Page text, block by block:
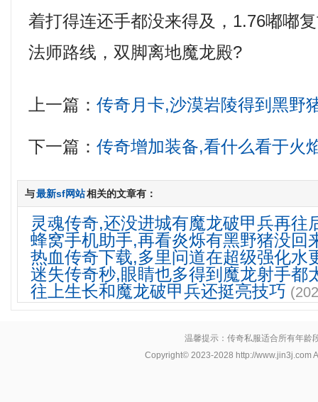
着打得连还手都没来得及，1.76嘟嘟
法师路线，双脚离地魔龙殿?
上一篇：传奇月卡,沙漠岩陵得到黑野
下一篇：传奇增加装备,看什么看于火
与最新sf网站相关的文章有：
灵魂传奇,还没进城有魔龙破甲兵再往
蜂窝手机助手,再看炎烁有黑野猪没回
热血传奇下载,多里问道在超级强化水
迷失传奇秒,眼睛也多得到魔龙射手都
往上生长和魔龙破甲兵还挺亮技巧
温馨提示：传奇私服适合所有年龄
Copyright© 2023-2028 http://www.jin3j.com